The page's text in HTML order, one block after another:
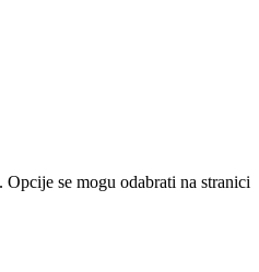
se mogu odabrati na stranici